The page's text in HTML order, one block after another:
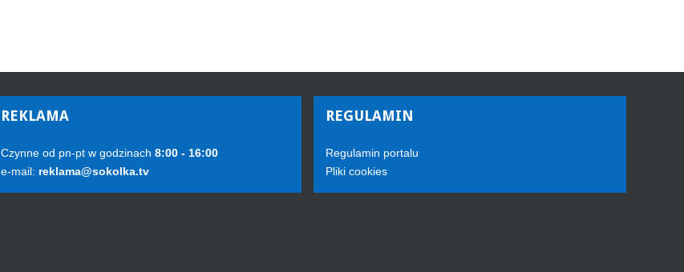
REKLAMA
Czynne od pn-pt w godzinach 8:00 - 16:00
e-mail: reklama@sokolka.tv
REGULAMIN
Regulamin portalu
Pliki cookies